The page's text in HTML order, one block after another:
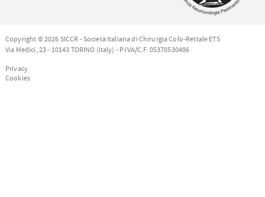
Copyright © 2026 SICCR - Società Italiana di Chirurgia Colo-Rettale ETS
Via Medici, 23 - 10143 TORINO (Italy) - P.IVA/C.F. 05370530486
Privacy
Cookies